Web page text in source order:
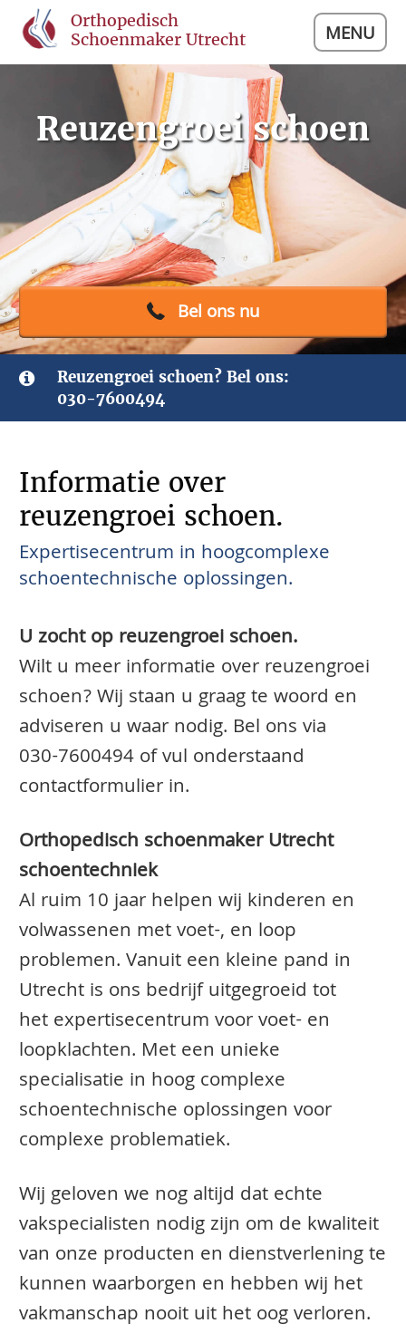
Orthopedisch
Schoenmaker Utrecht
MENU
Reuzengroei schoen
Bel ons nu
Reuzengroei schoen? Bel ons:
030-7600494
Informatie over
reuzengroei schoen.
Expertisecentrum in hoogcomplexe
schoentechnische oplossingen.
U zocht op reuzengroei schoen.
Wilt u meer informatie over reuzengroei
schoen? Wij staan u graag te woord en
adviseren u waar nodig. Bel ons via
030-7600494of vul onderstaand
contactformulier in.
Orthopedisch schoenmaker Utrecht
schoentechniek
Al ruim 10 jaar helpen wij kinderen en
volwassenen met voet-, en loop
problemen. Vanuit een kleine pand in
Utrecht is ons bedrijf uitgegroeid tot
het expertisecentrum voor voet- en
loopklachten. Met een unieke
specialisatie in hoog complexe
schoentechnische oplossingen voor
complexe problematiek.
Wij geloven we nog altijd dat echte
vakspecialisten nodig zijn om de kwaliteit
van onze producten en dienstverlening te
kunnen waarborgen en hebben wij het
vakmanschap nooit uit het oog verloren.